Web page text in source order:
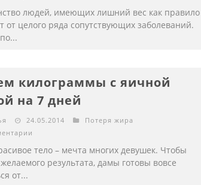
людей, имеющих лишний вес как правило
от целого ряда сопутствующих заболеваний.
килограммы с яичной
на 7 дней
24.05.2014
Потеря жира
тело – мечта многих девушек. Чтобы
результата, дамы готовы вовсе
от...